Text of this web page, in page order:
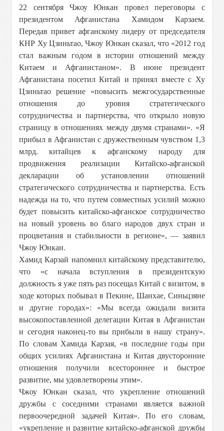
22 сентября Чжоу Юнкан провел переговоры с
президентом Афганистана Хамидом Карзаем.
Передав привет афганскому лидеру от председателя
КНР Ху Цзиньтао, Чжоу Юнкан сказал, что «2012 год
стал важным годом в истории отношений между
Китаем и Афганистаном». В июне президент
Афганистана посетил Китай и принял вместе с Ху
Цзиньтао решение «повысить межгосударственные
отношения до уровня стратегического
сотрудничества и партнерства, что открыло новую
страницу в отношениях между двумя странами». «Я
прибыл в Афганистан с дружественным чувством 1,3
млрд. китайцев к афганскому народу для
продвижения реализации Китайско-афганской
декларации об установлении отношений
стратегического сотрудничества и партнерства. Есть
надежда на то, что путем совместных усилий можно
будет повысить китайско-афганское сотрудничество
на новый уровень во благо народов двух стран и
процветания и стабильности в регионе», — заявил
Чжоу Юнкан.
Хамид Карзай напомнил китайскому представителю,
что «с начала вступления в президентскую
должность я уже пять раз посещал Китай с визитом, в
ходе которых побывал в Пекине, Шанхае, Синьцзяне
и другие городах»: «Мы всегда ожидали визита
высокопоставленной делегации Китая в Афганистан
и сегодня наконец-то вы прибыли в нашу страну».
По словам Хамида Карзая, «в последние годы при
общих усилиях Афганистана и Китая двусторонние
отношения получили всестороннее и быстрое
развитие, мы удовлетворены этим».
Чжоу Юнкан сказал, что укрепление отношений
дружбы с соседними странами является важной
первоочередной задачей Китая». По его словам,
«укрепление и развитие китайско-афганской дружбы